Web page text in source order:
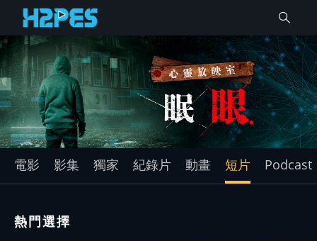
電影 影集 獨家 紀錄片 動畫 短片 Podcast
熱門選擇